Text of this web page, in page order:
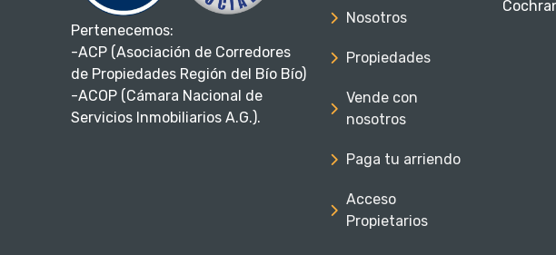
Pertenecemos:
-ACP (Asociación de Corredores
de Propiedades Región del Bío Bío)
-ACOP (Cámara Nacional de
Servicios Inmobiliarios A.G.).
Nosotros
Propiedades
Vende con
nosotros
Paga tu arriendo
Acceso
Propietarios